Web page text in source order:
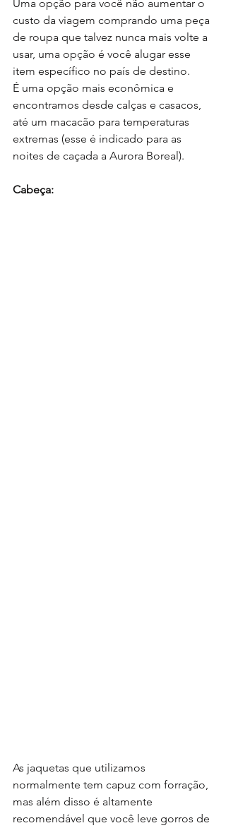
Uma opção para você não aumentar o
custo da viagem comprando uma peça
de roupa que talvez nunca mais volte a
usar, uma opção é você alugar esse
item específico no país de destino.
É uma opção mais econômica e
encontramos desde calças e casacos,
até um macacão para temperaturas
extremas (esse é indicado para as
noites de caçada a Aurora Boreal).
Cabeça:
As jaquetas que utilizamos
normalmente tem capuz com forração,
mas além disso é altamente
recomendável que você leve gorros de